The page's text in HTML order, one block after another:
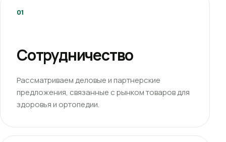
01
Сотрудничество
Рассматриваем деловые и партнерские
предложения, связанные с рынком товаров для
здоровья и ортопедии.